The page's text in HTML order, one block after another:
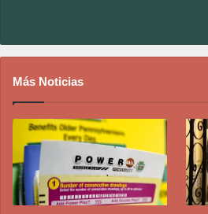
Más Noticias